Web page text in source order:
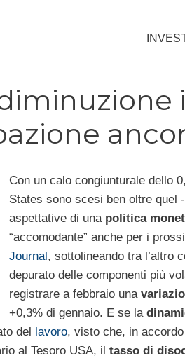
Con un calo congiunturale dello
States sono scesi ben oltre quel
aspettative di una politica
“accomodante” anche per i
Journal, sottolineando tra l’altro
depurato delle componenti più
registrare a febbraio una
+0,3% di gennaio. E se la
del lavoro, visto che, in
al Tesoro USA, il tasso di